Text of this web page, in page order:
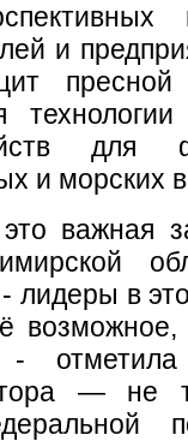
и
для
и морских
важная
лидеры в
-
— не